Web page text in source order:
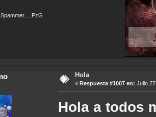
Hola
« Respuesta #1007 en: Julio
Hola a todos